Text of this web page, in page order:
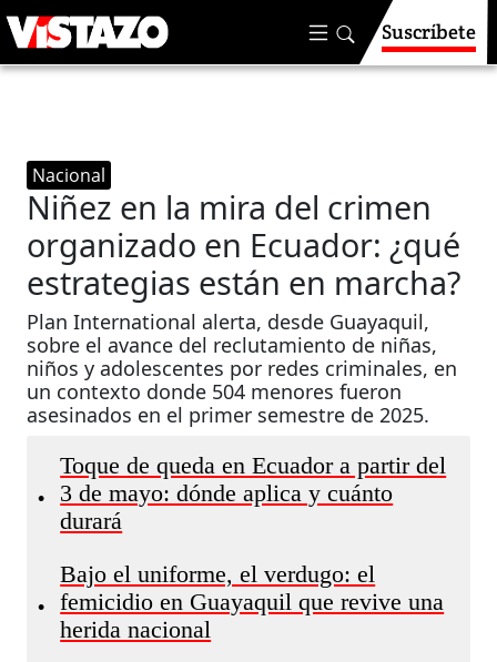
Suscríbete
Nacional
Niñez en la mira del crimen
organizado en Ecuador: ¿qué
estrategias están en marcha?
Plan International alerta, desde Guayaquil,
sobre el avance del reclutamiento de niñas,
niños y adolescentes por redes criminales, en
un contexto donde 504 menores fueron
asesinados en el primer semestre de 2025.
•
Toque de queda en Ecuador a partir del
3 de mayo: dónde aplica y cuánto
durará
•
Bajo el uniforme, el verdugo: el
femicidio en Guayaquil que revive una
herida nacional